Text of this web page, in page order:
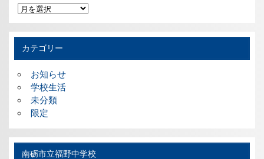
ア
ー
カ
イ
カテゴリー
お知らせ
学校生活
未分類
限定
南砺市立福野中学校